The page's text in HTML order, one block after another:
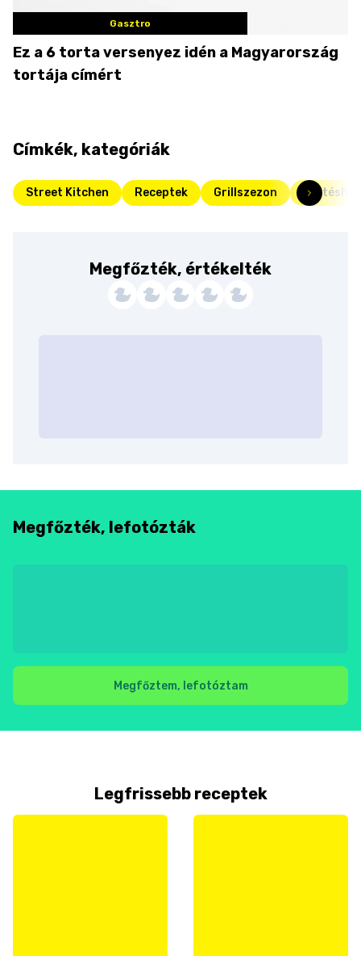
Gasztro
Ez a 6 torta versenyez idén a Magyarország
tortája címért
Címkék, kategóriák
Street Kitchen Receptek Grillszezon
Megfőzték, értékelték
Megfőzték, lefotózták
Megfőztem, lefotóztam
Legfrissebb receptek